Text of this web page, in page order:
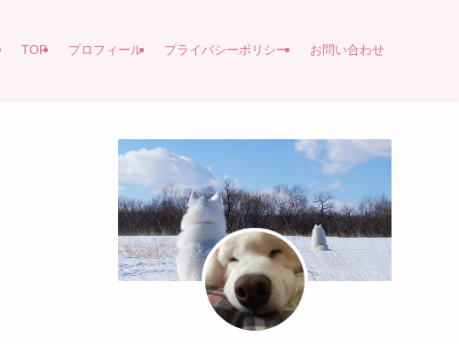
TOP プロフィール プライバシーポリシー お問い合わせ